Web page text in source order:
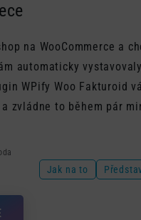
na WooCommerce a
automaticky
WPify Woo Fakturoid
zvládne to během pár
Jak na to